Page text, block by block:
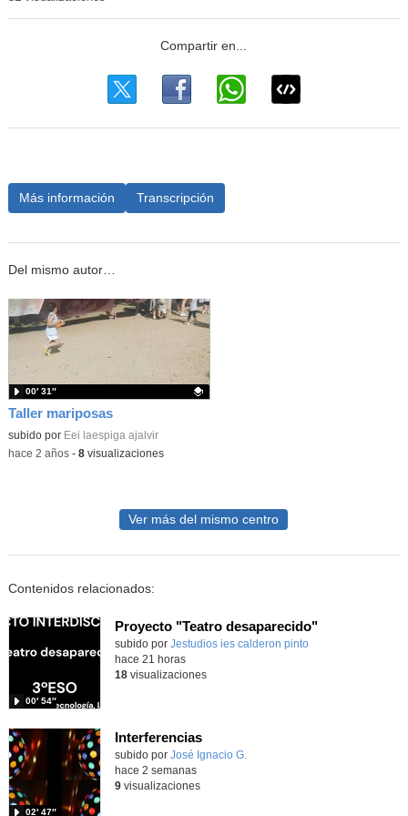
Más información Transcripción
Del mismo autor…
Taller mariposas
Contenido educativo.
subido por Eei laespiga ajalvir
00′ 31″
-hace 2 años- 8visualizaciones
Ver más del mismo centro
Contenidos relacionados:
Proyecto "Teatro desaparecido"
Contenido educativo.
subido por Jestudios ies calderon pinto
00′ 54″
-
hace 21 horas
18visualizaciones
Interferencias
Contenido educativo.
subido por José Ignacio G.
02′ 47″
hace 2 semanas
9visualizaciones